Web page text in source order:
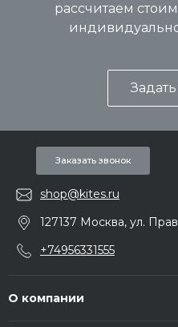
рассчитаем
Заказать звонок
shop@kites.ru
127137 Москва, ул.
+74956331555
О компании